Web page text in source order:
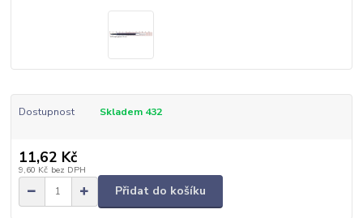
Dostupnost Skladem 432
11,62 Kč
9,60 Kč bez DPH
Přidat do košíku